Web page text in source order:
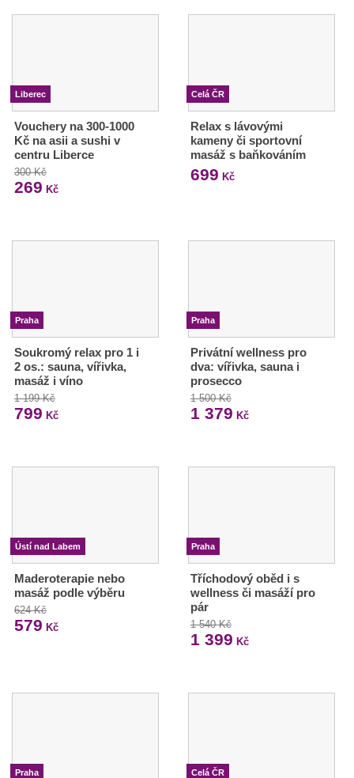
Liberec
Vouchery na 300-1000
Kč na asii a sushi v
centru Liberce
300 Kč
269 Kč
Celá ČR
Relax s lávovými
kameny či sportovní
masáž s baňkováním
699 Kč
Praha
Soukromý relax pro 1 i
2 os.: sauna, vířivka,
masáž i víno
1 199 Kč
799 Kč
Praha
Privátní wellness pro
dva: vířivka, sauna i
prosecco
1 500 Kč
1 379 Kč
Ústí nad Labem
Maderoterapie nebo
masáž podle výběru
624 Kč
579 Kč
Praha
Tříchodový oběd i s
wellness či masáží pro
pár
1 540 Kč
1 399 Kč
Praha Celá ČR